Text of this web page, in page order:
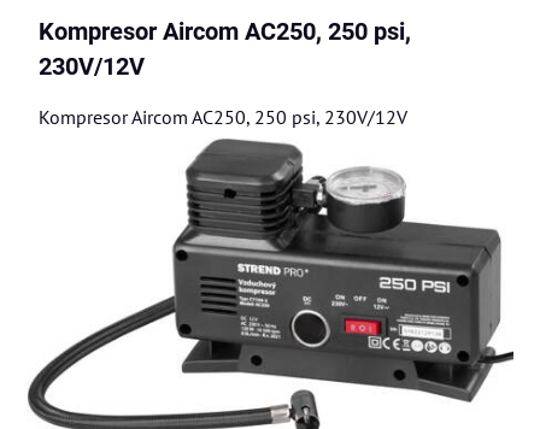
Kompresor Aircom AC250, 250 psi,
230V/12V
Kompresor Aircom AC250, 250 psi, 230V/12V